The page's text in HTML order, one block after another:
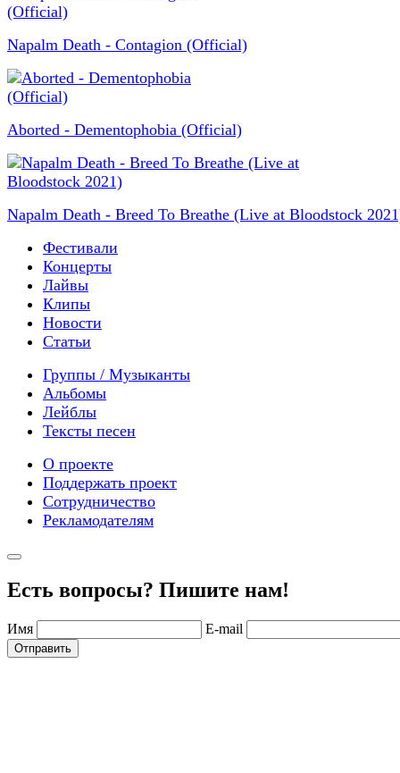
Napalm Death - Contagion (Official)
Aborted - Dementophobia (Official)
Napalm Death - Breed To Breathe (Live at Bloodstock
Фестивали
Концерты
Лайвы
Клипы
Новости
Статьи
Группы / Музыканты
Альбомы
Лейблы
Тексты песен
О проекте
Поддержать проект
Сотрудничество
Рекламодателям
Есть вопросы? Пишите нам!
Имя E-mail